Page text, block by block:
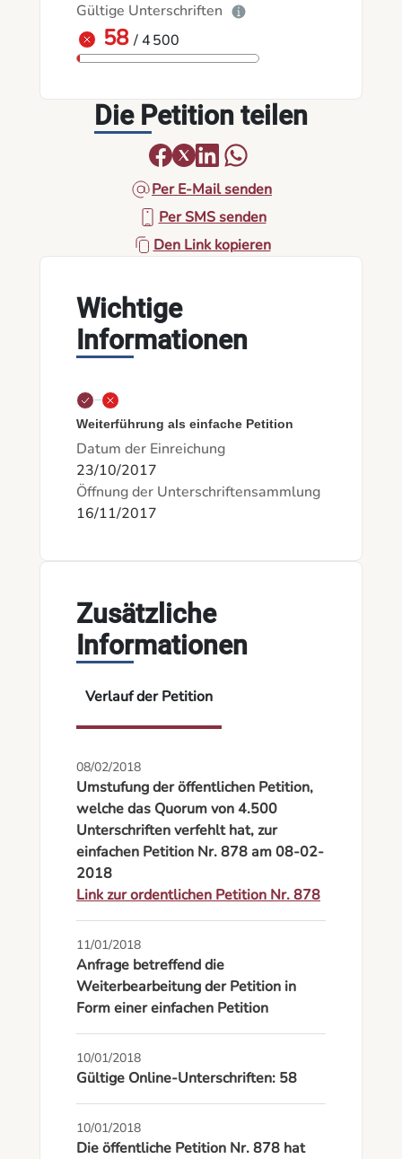
Gültige Unterschriften
58 / 4 500
Die Petition teilen
Per E-Mail senden
Per SMS senden
Den Link kopieren
Wichtige
Informationen
Weiterführung als einfache Petition
Datum der Einreichung
23/10/2017
Öffnung der Unterschriftensammlung
16/11/2017
Zusätzliche
Informationen
Verlauf der Petition
08/02/2018
Umstufung der öffentlichen Petition,
welche das Quorum von 4.500
Unterschriften verfehlt hat, zur
einfachen Petition Nr. 878 am 08-02-
2018
Link zur ordentlichen Petition Nr. 878
11/01/2018
Anfrage betreffend die
Weiterbearbeitung der Petition in
Form einer einfachen Petition
10/01/2018
Gültige Online-Unterschriften: 58
10/01/2018
Die öffentliche Petition Nr. 878 hat